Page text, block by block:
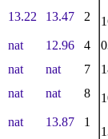
13.22 13.47 2
nat 12.96
4
nat nat
7
nat nat 8
nat 13.87 1